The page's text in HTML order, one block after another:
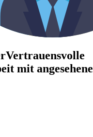
Vertrauensvolle
mit